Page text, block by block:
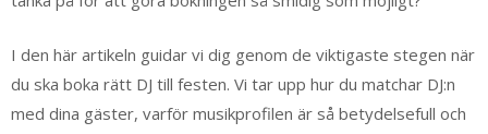
I den här artikeln guidar vi dig genom de viktigaste stegen när
du ska boka rätt DJ till festen. Vi tar upp hur du matchar DJ:n
med dina gäster, varför musikprofilen är så betydelsefull och